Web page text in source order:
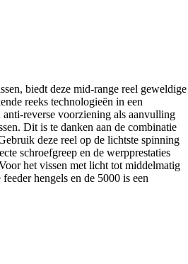
biedt deze mid-range reel geweldige
reeks technologieën in een
reverse voorziening als aanvulling
Dit is te danken aan de combinatie
deze reel op de lichtste spinning
schroefgreep en de werpprestaties
het vissen met licht tot middelmatig
hengels en de 5000 is een